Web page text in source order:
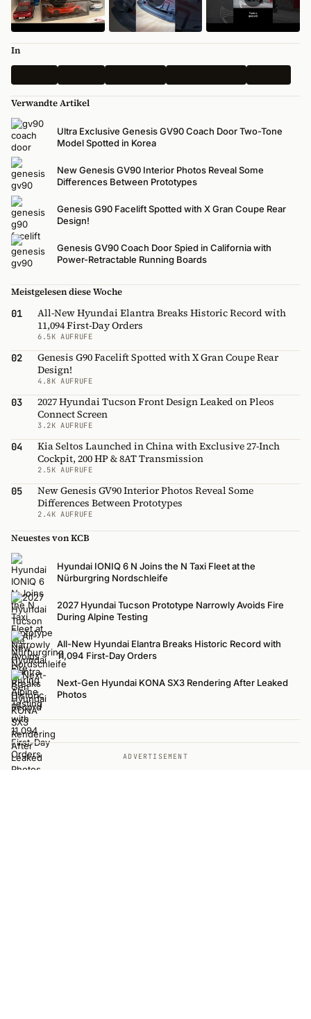
In
Verwandte Artikel
Ultra Exclusive Genesis GV90 Coach Door Two-Tone
Model Spotted in Korea
New Genesis GV90 Interior Photos Reveal Some
Differences Between Prototypes
Genesis G90 Facelift Spotted with X Gran Coupe Rear
Design!
Genesis GV90 Coach Door Spied in California with
Power-Retractable Running Boards
Meistgelesen diese Woche
01
All-New Hyundai Elantra Breaks Historic Record with
11,094 First-Day Orders
6.5K AUFRUFE
02
Genesis G90 Facelift Spotted with X Gran Coupe Rear
Design!
4.8K AUFRUFE
03
2027 Hyundai Tucson Front Design Leaked on Pleos
Connect Screen
3.2K AUFRUFE
04
Kia Seltos Launched in China with Exclusive 27-Inch
Cockpit, 200 HP & 8AT Transmission
2.5K AUFRUFE
05
New Genesis GV90 Interior Photos Reveal Some
Differences Between Prototypes
2.4K AUFRUFE
Neuestes von KCB
Hyundai IONIQ 6 N Joins the N Taxi Fleet at the
Nürburgring Nordschleife
2027 Hyundai Tucson Prototype Narrowly Avoids Fire
During Alpine Testing
All-New Hyundai Elantra Breaks Historic Record with
11,094 First-Day Orders
Next-Gen Hyundai KONA SX3 Rendering After Leaked
Photos
ADVERTISEMENT